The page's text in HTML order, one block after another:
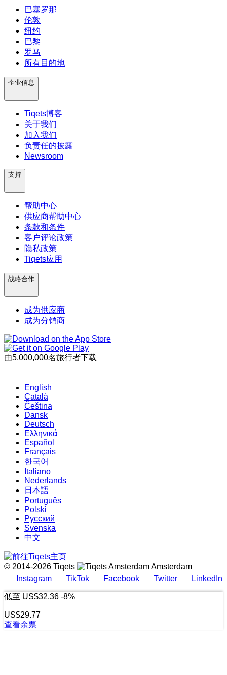
巴塞罗那
伦敦
纽约
巴黎
罗马
所有目的地
企业信息
Tiqets博客
关于我们
加入我们
负责任的披露
Newsroom
支持
帮助中心
供应商帮助中心
条款和条件
客户评论政策
隐私政策
Tiqets应用
战略合作
成为供应商
成为分销商
由5,000,000名旅行者下载
English
Català
Čeština
Dansk
Deutsch
Ελληνικά
Español
Français
한국어
Italiano
Nederlands
日本語
Português
Polski
Русский
Svenska
中文
© 2014-2026 Tiqets
Amsterdam
Instagram
TikTok Facebook Twitter LinkedIn
低至 US$32.36 -8%
US$29.77
查看余票